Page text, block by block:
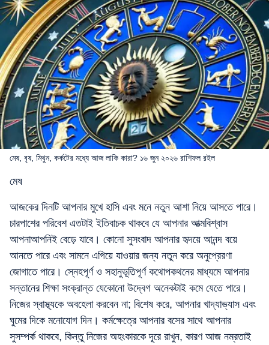
মেষ, বৃষ, মিথুন, কর্কটের মধ্যে আজ লাকি কারা? ১৬ জুন ২০২৬ রাশিফল রইল
মেষ
আজকের দিনটি আপনার মুখে হাসি এবং মনে নতুন আশা নিয়ে আসতে পারে।
চারপাশের পরিবেশ এতটাই ইতিবাচক থাকবে যে আপনার আত্মবিশ্বাস
আপনাআপনিই বেড়ে যাবে। কোনো সুসংবাদ আপনার হৃদয়ে আনন্দ বয়ে
আনতে পারে এবং সামনে এগিয়ে যাওয়ার জন্য নতুন করে অনুপ্রেরণা
জোগাতে পারে। স্নেহপূর্ণ ও সহানুভূতিপূর্ণ কথোপকথনের মাধ্যমে আপনার
সন্তানের শিক্ষা সংক্রান্ত যেকোনো উদ্বেগ অনেকটাই কমে যেতে পারে।
নিজের স্বাস্থ্যকে অবহেলা করবেন না; বিশেষ করে, আপনার খাদ্যাভ্যাস এবং
ঘুমের দিকে মনোযোগ দিন। কর্মক্ষেত্রে আপনার বসের সাথে আপনার
সুসম্পর্ক থাকবে, কিন্তু নিজের অহংকারকে দূরে রাখুন, কারণ আজ নম্রতাই